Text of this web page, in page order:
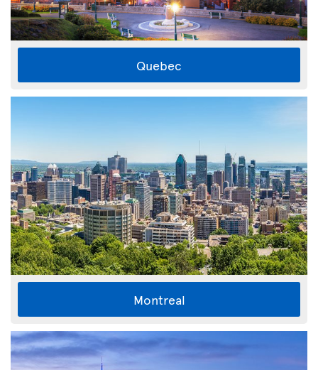
Quebec
Montreal